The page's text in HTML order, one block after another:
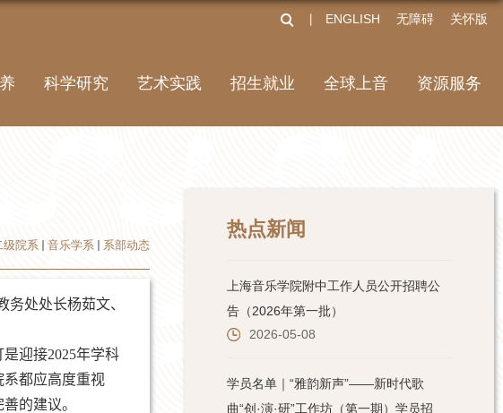
ENGLISH 无障碍 关怀版
科学研究 艺术实践 招生就业 全球上音 资源服务
级院系 音乐学系 系部动态
处处长杨茹文、
是迎接2025年学科
都应高度重视
的建议。
热点新闻